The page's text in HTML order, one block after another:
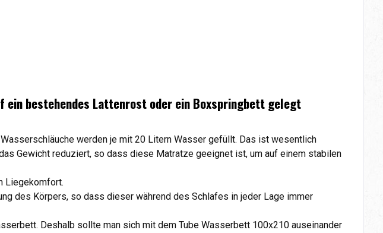
ein bestehendes Lattenrost oder ein Boxspringbett gelegt
werden je mit 20 Litern Wasser gefüllt. Das ist wesentlich
Gewicht reduziert, so dass diese Matratze geeignet ist, um auf einem stabilen
Liegekomfort.
des Körpers, so dass dieser während des Schlafes in jeder Lage immer
Deshalb sollte man sich mit dem Tube Wasserbett 100x210 auseinander